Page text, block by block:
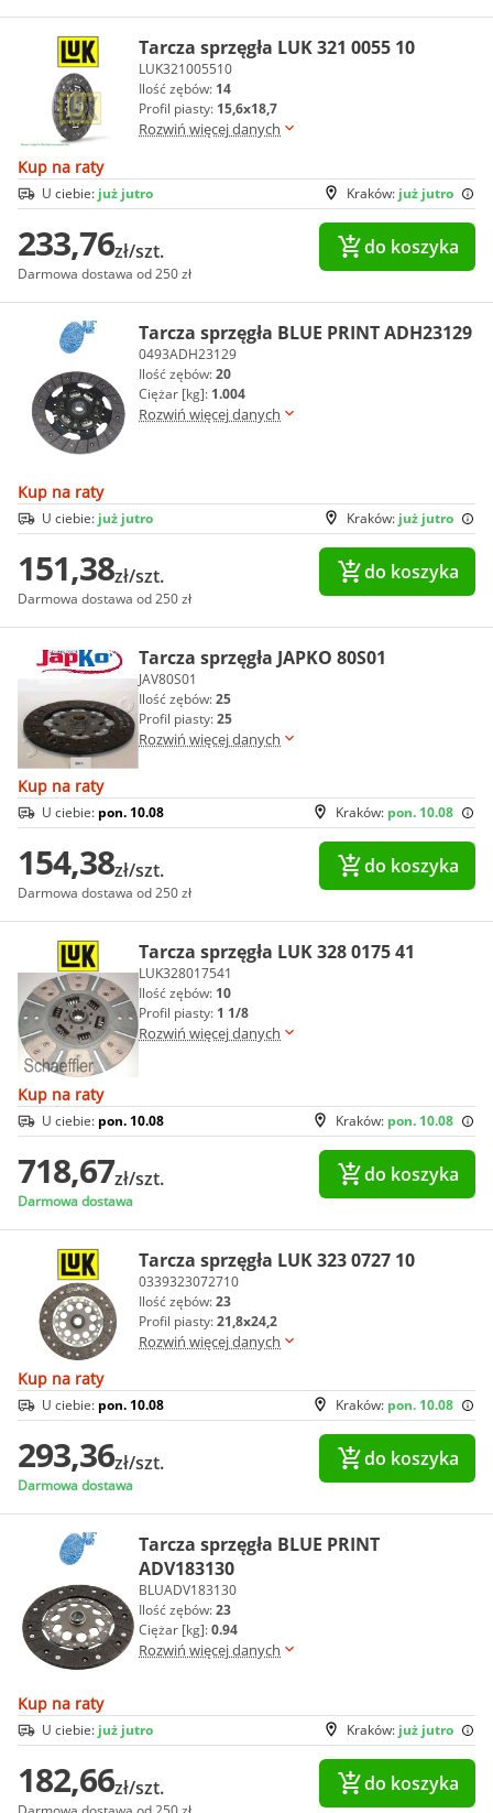
Tarcza sprzęgła LUK 321 0055 10
LUK321005510
Ilość zębów: 14
Profil piasty: 15,6x18,7
Rozwiń więcej danych
Kup na raty
Kraków: już jutro
U ciebie: już jutro
233,76zł/szt.
Darmowa dostawa od 250 zł
do koszyka
Tarcza sprzęgła BLUE PRINT ADH23129
0493ADH23129
Ilość zębów:20
Ciężar [kg]: 1.004
Rozwiń więcej danych
Kup na raty
Kraków: już jutro
U ciebie: już jutro
151,38zł/szt.
Darmowa dostawa od 250 zł
do koszyka
Tarcza sprzęgła JAPKO 80S01
JAV80S01
Ilość zębów:25
Profil piasty:25
Rozwiń więcej danych
Kup na raty
Kraków: pon. 10.08
U ciebie: pon. 10.08
154,38zł/szt.
Darmowa dostawa od 250 zł
do koszyka
Tarcza sprzęgła LUK 328 0175 41
LUK328017541
Ilość zębów: 10
Profil piasty: 1 1/8
Rozwiń więcej danych
Kup na raty
Kraków: pon. 10.08
U ciebie: pon. 10.08
718,67zł/szt.
Darmowa dostawa
do koszyka
Tarcza sprzęgła LUK 323 0727 10
0339323072710
Ilość zębów:23
Profil piasty:21,8x24,2
Rozwiń więcej danych
Kup na raty
Kraków: pon. 10.08
U ciebie: pon. 10.08
293,36zł/szt.
Darmowa dostawa
do koszyka
Tarcza sprzęgła BLUE PRINT
ADV183130
BLUADV183130
Ilość zębów:23
Ciężar [kg]:0.94
Rozwiń więcej danych
Kup na raty
Kraków: już jutro
U ciebie: już jutro
182,66zł/szt. do koszyka